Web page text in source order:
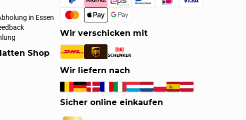
in Essen
Shop
Wir verschicken mit
Wir liefern nach
Sicher online einkaufen